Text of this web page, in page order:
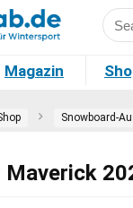
Magazin
Snowboard-
Maverick